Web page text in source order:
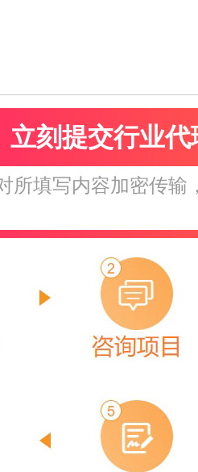
所填写内容加密传输
尔拓